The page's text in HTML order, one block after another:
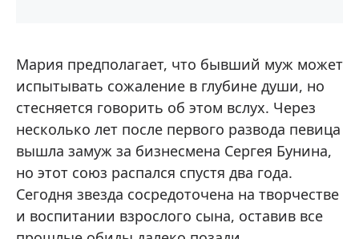
Мария предполагает, что бывший муж может
испытывать сожаление в глубине души, но
стесняется говорить об этом вслух. Через
несколько лет после первого развода певица
вышла замуж за бизнесмена Сергея Бунина,
но этот союз распался спустя два года.
Сегодня звезда сосредоточена на творчестве
и воспитании взрослого сына, оставив все